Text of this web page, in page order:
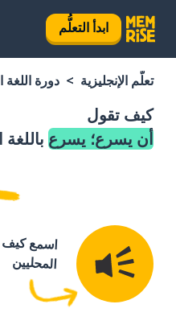
ابدأ التعلُّم
تعلَّم الإنجليزية دورة اللغة
كيف تقول
أن يسرع؛ يسرع باللغة
اسمع كيف
المحليين